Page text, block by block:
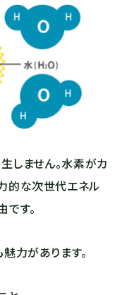
しません。水素がカ
的な次世代エネル
す。
力があります。